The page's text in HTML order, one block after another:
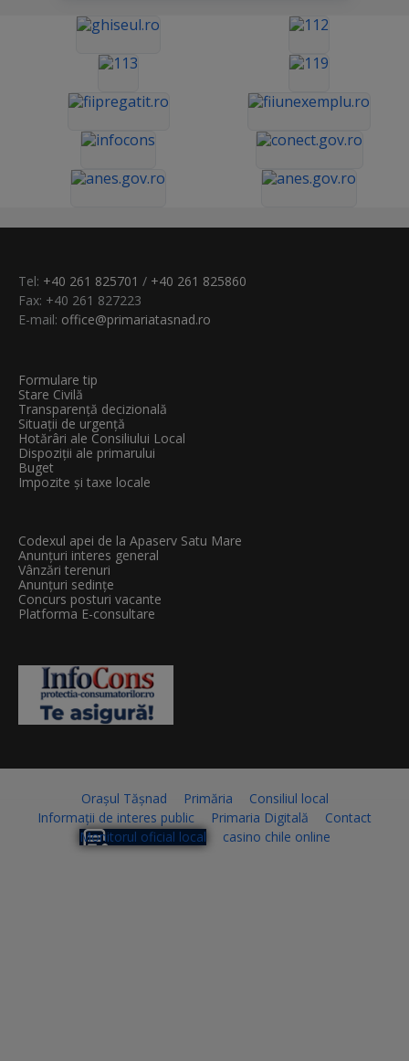
Tel: +40 261 825701 / +40 261 825860
Fax: +40 261 827223
E-mail: office@primariatasnad.ro
Formulare tip
Stare Civilă
Transparenţă decizională
Situații de urgență
Hotărâri ale Consiliului Local
Dispoziții ale primarului
Buget
Impozite și taxe locale
Codexul apei de la Apaserv Satu Mare
Anunțuri interes general
Vânzări terenuri
Anunțuri sedințe
Concurs posturi vacante
Platforma E-consultare
Orașul Tășnad Primăria
Consiliul local
Informații de interes public
Primaria Digitală
Contact
Monitorul oficial local
casino chile online